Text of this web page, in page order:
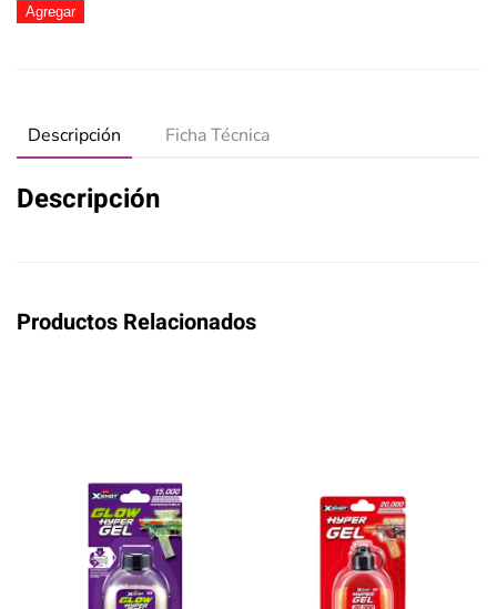
Tiny
accesorios
Agregar
Descripción Ficha Técnica
Descripción
Productos Relacionados